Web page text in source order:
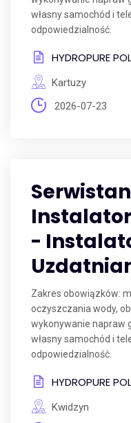
własny samochód i
odpowiedzialność.
HYDROPURE
Kartuzy
2026-07-23
-
Zakres obowiązków:
oczyszczania wody,
wykonywanie napraw
własny samochód i
odpowiedzialność.
HYDROPURE
Kwidzyn